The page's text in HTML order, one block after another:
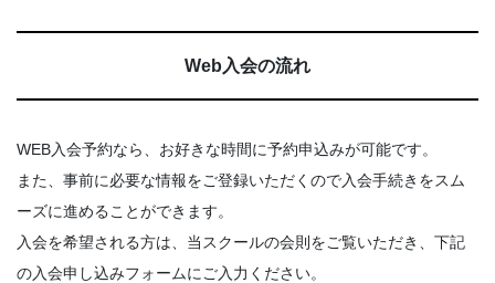
Web入会の流れ
WEB入会予約なら、お好きな時間に予約申込みが可能です。
また、事前に必要な情報をご登録いただくので入会手続きをスム
ーズに進めることができます。
入会を希望される方は、当スクールの会則をご覧いただき、下記
の入会申し込みフォームにご入力ください。